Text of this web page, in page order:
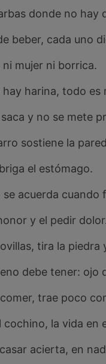
donde no hay
beber, cada uno
ni mujer ni borrica.
hay harina, todo es
y no se mete
sostiene la
el estómago.
se acuerda cuando
y el pedir
tira la piedra
debe tener: ojo
trae poco
cochino, la vida en
acierta, en